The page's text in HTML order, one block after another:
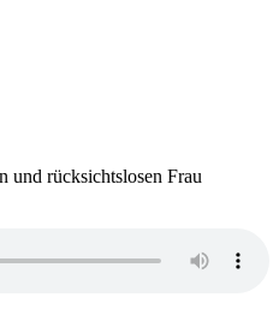
und rücksichtslosen Frau